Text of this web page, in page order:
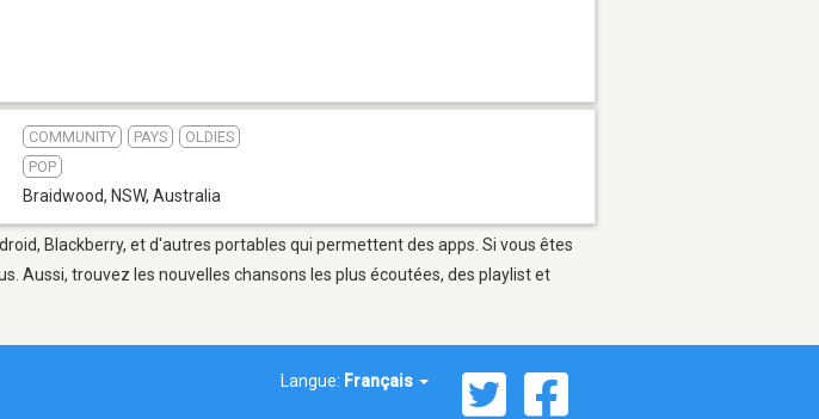
COMMUNITY PAYS
OLDIES
POP
Braidwood, NSW, Australia
Blackberry, et d'autres portables qui permettent des apps. Si vous êtes
Aussi, trouvez les nouvelles chansons les plus écoutées, des playlist et
Langue: Français